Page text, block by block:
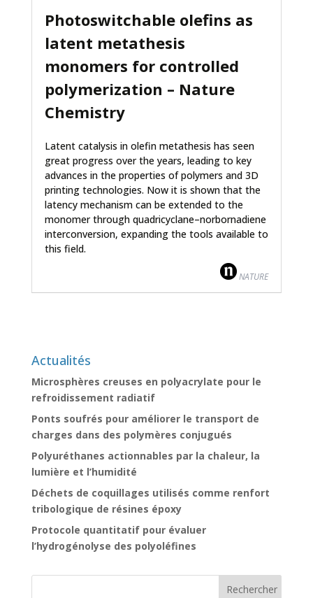
Photoswitchable olefins as
latent metathesis
monomers for controlled
polymerization – Nature
Chemistry
Latent catalysis in olefin metathesis has seen
great progress over the years, leading to key
advances in the properties of polymers and 3D
printing technologies. Now it is shown that the
latency mechanism can be extended to the
monomer through quadricyclane–norbornadiene
interconversion, expanding the tools available to
this field.
NATURE
Actualités
Microsphères creuses en polyacrylate pour le
refroidissement radiatif
Ponts soufrés pour améliorer le transport de
charges dans des polymères conjugués
Polyuréthanes actionnables par la chaleur, la
lumière et l’humidité
Déchets de coquillages utilisés comme renfort
tribologique de résines époxy
Protocole quantitatif pour évaluer
l’hydrogénolyse des polyoléfines